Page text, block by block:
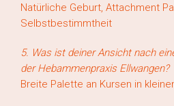
Natürliche Geburt, Attachment
Selbstbestimmtheit
5. Was ist deiner Ansicht nach
der Hebammenpraxis Ellwangen?
Breite Palette an Kursen in